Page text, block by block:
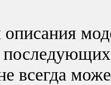
всегда